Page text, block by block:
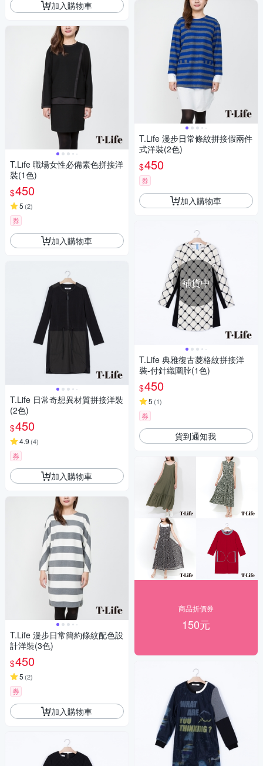
加入購物車
T.Life 職場女性必備素色拼接洋
裝(1色)
$450
5 (2)
券
加入購物車
T.Life 日常奇想異材質拼接洋裝
(2色)
$450
4.9 (4)
券
加入購物車
T.Life 漫步日常簡約條紋配色設
計洋裝(3色)
$450
5 (2)
券
加入購物車
T.Life 漫步日常條紋拼接假兩件
式洋裝(2色)
$450
券
加入購物車
補貨中
T.Life 典雅復古菱格紋拼接洋
裝-付針織圍脖(1色)
$450
5 (1)
券
貨到通知我
商品折價券
150元